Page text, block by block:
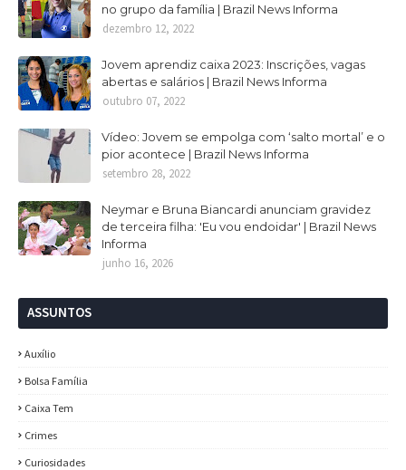
no grupo da família | Brazil News Informa
dezembro 12, 2022
Jovem aprendiz caixa 2023: Inscrições, vagas
abertas e salários | Brazil News Informa
outubro 07, 2022
Vídeo: Jovem se empolga com ‘salto mortal’ e o
pior acontece | Brazil News Informa
setembro 28, 2022
Neymar e Bruna Biancardi anunciam gravidez
de terceira filha: 'Eu vou endoidar' | Brazil News
Informa
junho 16, 2026
ASSUNTOS
Auxílio
Bolsa Família
Caixa Tem
Crimes
Curiosidades